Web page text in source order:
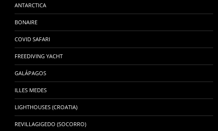
ANTARCTICA
BONAIRE
COVID SAFARI
FREEDIVING YACHT
GALÁPAGOS
ILLES MEDES
LIGHTHOUSES (CROATIA)
REVILLAGIGEDO (SOCORRO)